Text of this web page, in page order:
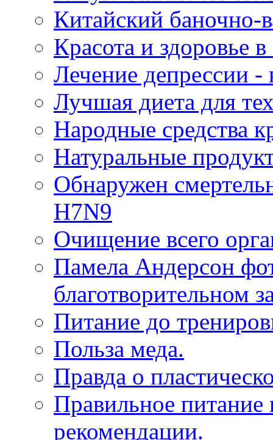
Китайский баночно-
Красота и здоровье
Лечение депрессии -
Лучшая диета для
Народные средства
Натуральные
Обнаружен
H7N9
Очищение всего
Памела Андерсон
благотворительном
Питание до
Польза меда.
Правда о
Правильное питание
рекомендации.